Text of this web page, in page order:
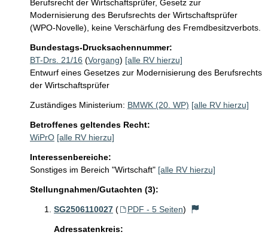
Berufsrecht der Wirtschaftsprüfer, Gesetz zur
Modernisierung des Berufsrechts der Wirtschaftsprüfer
(WPO-Novelle), keine Verschärfung des Fremdbesitzverbots.
Bundestags-Drucksachennummer:
BT-Drs. 21/16 (Vorgang) [alle RV hierzu]
Entwurf eines Gesetzes zur Modernisierung des Berufsrechts
der Wirtschaftsprüfer
Zuständiges Ministerium: BMWK (20. WP) [alle RV hierzu]
Betroffenes geltendes Recht:
WiPrO [alle RV hierzu]
Interessenbereiche:
Sonstiges im Bereich "Wirtschaft" [alle RV hierzu]
Stellungnahmen/Gutachten (3):
SG2506110027 ( PDF - 5 Seiten)
Adressatenkreis: